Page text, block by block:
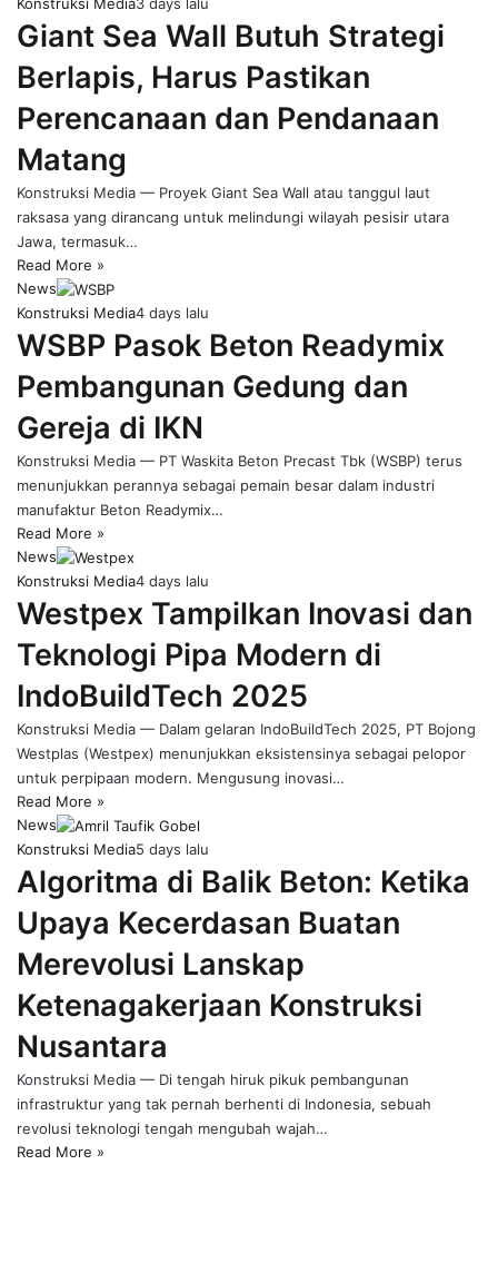
Konstruksi Media3 days lalu
Giant Sea Wall Butuh Strategi
Berlapis, Harus Pastikan
Perencanaan dan Pendanaan
Matang
Konstruksi Media — Proyek Giant Sea Wall atau tanggul laut
raksasa yang dirancang untuk melindungi wilayah pesisir utara
Jawa, termasuk…
Read More »
News
Konstruksi Media4 days lalu
WSBP Pasok Beton Readymix
Pembangunan Gedung dan
Gereja di IKN
Konstruksi Media — PT Waskita Beton Precast Tbk (WSBP) terus
menunjukkan perannya sebagai pemain besar dalam industri
manufaktur Beton Readymix…
Read More »
News
Konstruksi Media4 days lalu
Westpex Tampilkan Inovasi dan
Teknologi Pipa Modern di
IndoBuildTech 2025
Konstruksi Media — Dalam gelaran IndoBuildTech 2025, PT Bojong
Westplas (Westpex) menunjukkan eksistensinya sebagai pelopor
untuk perpipaan modern. Mengusung inovasi…
Read More »
News
Konstruksi Media5 days lalu
Algoritma di Balik Beton: Ketika
Upaya Kecerdasan Buatan
Merevolusi Lanskap
Ketenagakerjaan Konstruksi
Nusantara
Konstruksi Media — Di tengah hiruk pikuk pembangunan
infrastruktur yang tak pernah berhenti di Indonesia, sebuah
revolusi teknologi tengah mengubah wajah…
Read More »